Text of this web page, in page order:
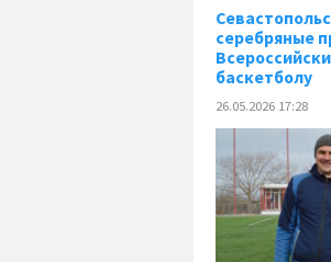
серебряные
баскетболу
26.05.2026 17:28